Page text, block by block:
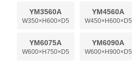
YM3560A
W350×H600×D5
YM4560A
W450×H600×D5
YM6075A
W600×H750×D5
YM6090A
W600×H900×D5